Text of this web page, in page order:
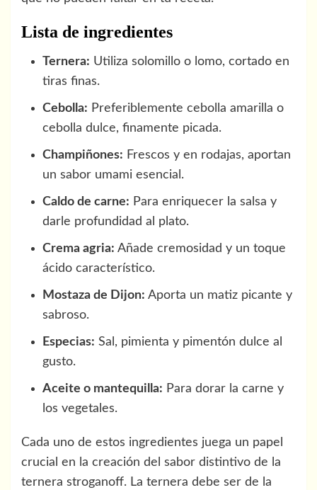
Lista de ingredientes
Ternera: Utiliza solomillo o lomo, cortado en
tiras finas.
Cebolla: Preferiblemente cebolla amarilla o
cebolla dulce, finamente picada.
Champiñones: Frescos y en rodajas, aportan
un sabor umami esencial.
Caldo de carne: Para enriquecer la salsa y
darle profundidad al plato.
Crema agria: Añade cremosidad y un toque
ácido característico.
Mostaza de Dijon: Aporta un matiz picante y
sabroso.
Especias: Sal, pimienta y pimentón dulce al
gusto.
Aceite o mantequilla: Para dorar la carne y
los vegetales.
Cada uno de estos ingredientes juega un papel
crucial en la creación del sabor distintivo de la
ternera stroganoff. La ternera debe ser de la